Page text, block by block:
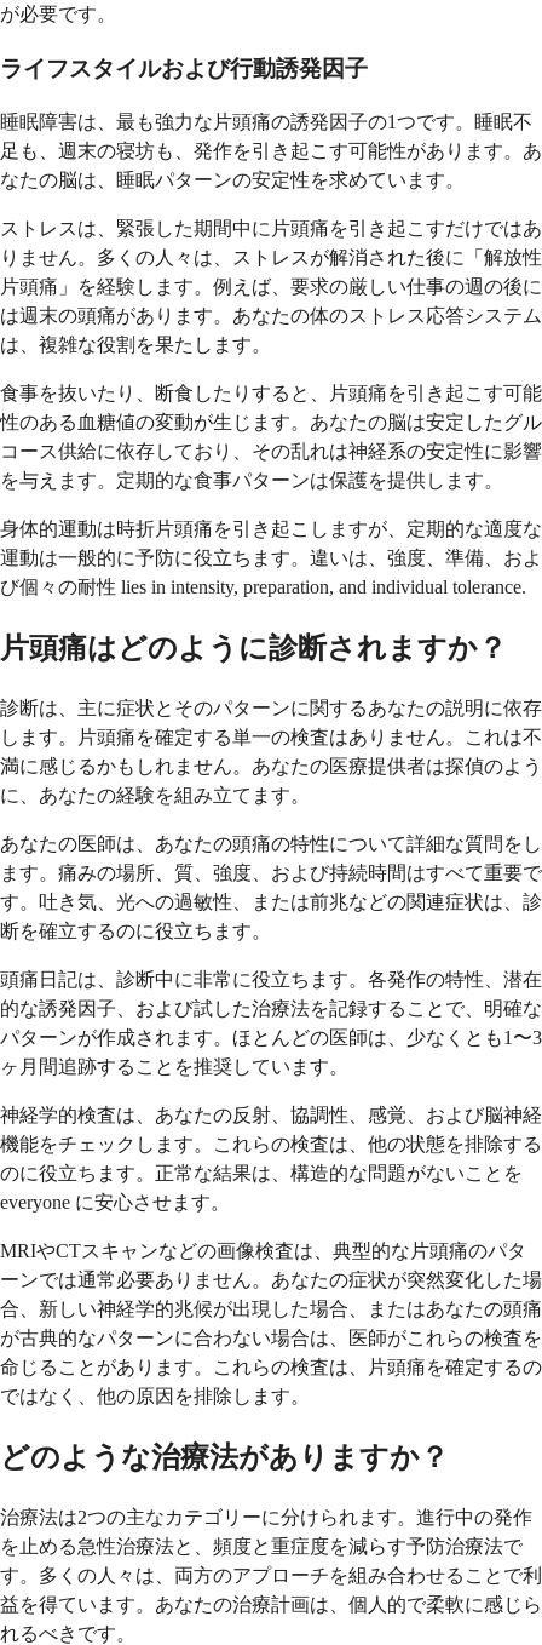
が必要です。
ライフスタイルおよび行動誘発因子
睡眠障害は、最も強力な片頭痛の誘発因子の1つです。睡眠不
足も、週末の寝坊も、発作を引き起こす可能性があります。あ
なたの脳は、睡眠パターンの安定性を求めています。
ストレスは、緊張した期間中に片頭痛を引き起こすだけではあ
りません。多くの人々は、ストレスが解消された後に「解放性
片頭痛」を経験します。例えば、要求の厳しい仕事の週の後に
は週末の頭痛があります。あなたの体のストレス応答システム
は、複雑な役割を果たします。
食事を抜いたり、断食したりすると、片頭痛を引き起こす可能
性のある血糖値の変動が生じます。あなたの脳は安定したグル
コース供給に依存しており、その乱れは神経系の安定性に影響
を与えます。定期的な食事パターンは保護を提供します。
身体的運動は時折片頭痛を引き起こしますが、定期的な適度な
運動は一般的に予防に役立ちます。違いは、強度、準備、およ
び個々の耐性 lies in intensity, preparation, and individual tolerance.
片頭痛はどのように診断されますか？
診断は、主に症状とそのパターンに関するあなたの説明に依存
します。片頭痛を確定する単一の検査はありません。これは不
満に感じるかもしれません。あなたの医療提供者は探偵のよう
に、あなたの経験を組み立てます。
あなたの医師は、あなたの頭痛の特性について詳細な質問をし
ます。痛みの場所、質、強度、および持続時間はすべて重要で
す。吐き気、光への過敏性、または前兆などの関連症状は、診
断を確立するのに役立ちます。
頭痛日記は、診断中に非常に役立ちます。各発作の特性、潜在
的な誘発因子、および試した治療法を記録することで、明確な
パターンが作成されます。ほとんどの医師は、少なくとも1〜3
ヶ月間追跡することを推奨しています。
神経学的検査は、あなたの反射、協調性、感覚、および脳神経
機能をチェックします。これらの検査は、他の状態を排除する
のに役立ちます。正常な結果は、構造的な問題がないことを
everyone に安心させます。
MRIやCTスキャンなどの画像検査は、典型的な片頭痛のパタ
ーンでは通常必要ありません。あなたの症状が突然変化した場
合、新しい神経学的兆候が出現した場合、またはあなたの頭痛
が古典的なパターンに合わない場合は、医師がこれらの検査を
命じることがあります。これらの検査は、片頭痛を確定するの
ではなく、他の原因を排除します。
どのような治療法がありますか？
治療法は2つの主なカテゴリーに分けられます。進行中の発作
を止める急性治療法と、頻度と重症度を減らす予防治療法で
す。多くの人々は、両方のアプローチを組み合わせることで利
益を得ています。あなたの治療計画は、個人的で柔軟に感じら
れるべきです。